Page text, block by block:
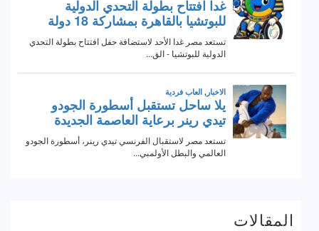
المقالات